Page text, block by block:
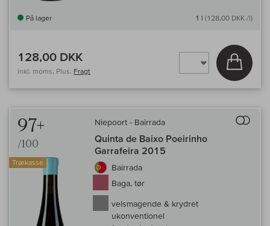
På lager 1 l (128,00 DKK /l)
128,00 DKK
inkl. moms, Plus. Fragt
Læg i
97+
/100
Trækasse
Niepoort - Bairrada
Quinta de Baixo Poeirinho
Garrafeira 2015
Bairrada
Baga, tør
velsmagende & krydret
ukonventionel